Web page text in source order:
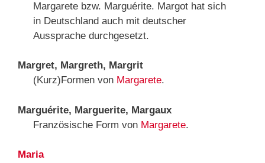
Margarete bzw. Marguérite. Margot hat sich
in Deutschland auch mit deutscher
Aussprache durchgesetzt.
Margret, Margreth, Margrit
(Kurz)Formen von Margarete.
Marguérite, Marguerite, Margaux
Französische Form von Margarete.
Maria